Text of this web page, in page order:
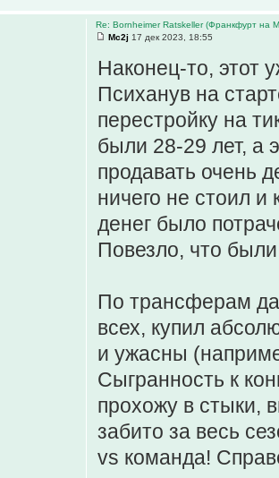
Re: Bornheimer Ratskeller (Франкфурт на
Mc2j 17 дек 2023, 18:55
Наконец-то, этот
Психанув на
перестройку на
были 28-29 лет, а
продавать очень
ничего не стоил
денег было
Повезло, что
По трансферам
всех, купил
и ужасны
Сыгранность к
прохожу в стыки,
забито за весь
vs команда!